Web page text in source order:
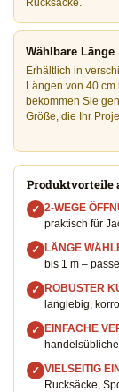
Rucksäcke.
Wählbare Länge
Erhältlich in
Längen von 40 cm
bekommen Sie
Größe, die Ihr
Produktvorteile
✓ 2-WEGE
praktisch für
✓ LÄNGE
bis 1 m –
✓ ROBUSTER
langlebig,
✓ EINFACHE
✓ VIELSEITIG
Rucksäcke,